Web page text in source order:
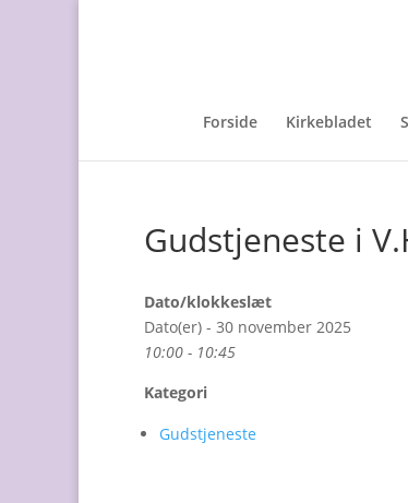
Forside Kirkebladet
Gudstjeneste i
Dato/klokkeslæt
Dato(er) - 30 november 2025
10:00 - 10:45
Kategori
Gudstjeneste